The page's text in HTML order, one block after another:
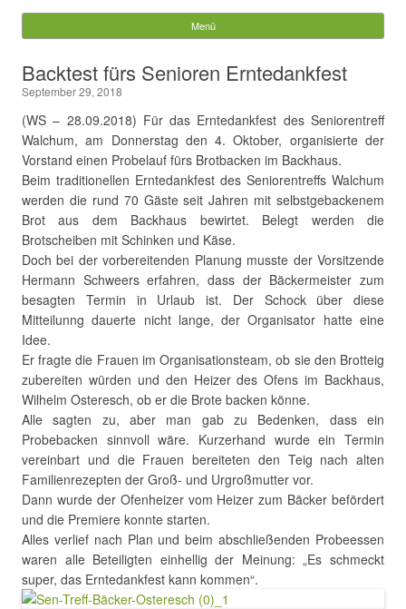
Gemeinde Walchum
nach:
Menü
Backtest fürs Senioren Erntedankfest
September 29, 2018
(WS – 28.09.2018) Für das Erntedankfest des Seniorentreff
Walchum, am Donnerstag den 4. Oktober, organisierte der
Vorstand einen Probelauf fürs Brotbacken im Backhaus.
Beim traditionellen Erntedankfest des Seniorentreffs Walchum
werden die rund 70 Gäste seit Jahren mit selbstgebackenem
Brot aus dem Backhaus bewirtet. Belegt werden die
Brotscheiben mit Schinken und Käse.
Doch bei der vorbereitenden Planung musste der Vorsitzende
Hermann Schweers erfahren, dass der Bäckermeister zum
besagten Termin in Urlaub ist. Der Schock über diese
Mitteilunng dauerte nicht lange, der Organisator hatte eine
Idee.
Er fragte die Frauen im Organisationsteam, ob sie den Brotteig
zubereiten würden und den Heizer des Ofens im Backhaus,
Wilhelm Osteresch, ob er die Brote backen könne.
Alle sagten zu, aber man gab zu Bedenken, dass ein
Probebacken sinnvoll wäre. Kurzerhand wurde ein Termin
vereinbart und die Frauen bereiteten den Teig nach alten
Familienrezepten der Groß- und Urgroßmutter vor.
Dann wurde der Ofenheizer vom Heizer zum Bäcker befördert
und die Premiere konnte starten.
Alles verlief nach Plan und beim abschließenden Probeessen
waren alle Beteiligten einhellig der Meinung: „Es schmeckt
super, das Erntedankfest kann kommen“.